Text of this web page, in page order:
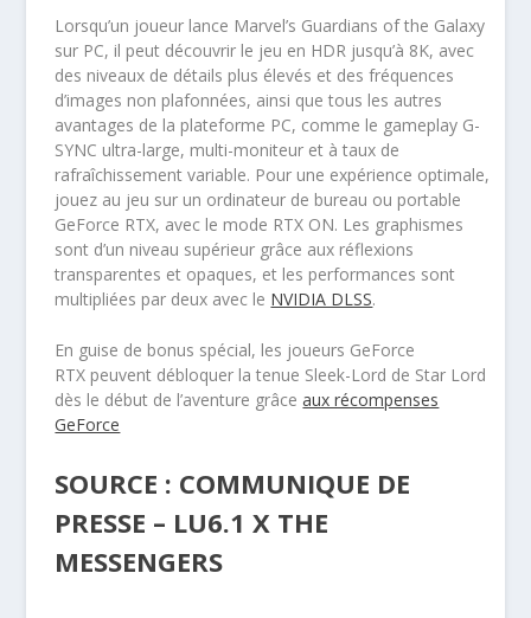
Lorsqu’un joueur lance Marvel’s Guardians of the Galaxy
sur PC, il peut découvrir le jeu en HDR jusqu’à 8K, avec
des niveaux de détails plus élevés et des fréquences
d’images non plafonnées, ainsi que tous les autres
avantages de la plateforme PC, comme le gameplay G-
SYNC ultra-large, multi-moniteur et à taux de
rafraîchissement variable. Pour une expérience optimale,
jouez au jeu sur un ordinateur de bureau ou portable
GeForce RTX, avec le mode RTX ON. Les graphismes
sont d’un niveau supérieur grâce aux réflexions
transparentes et opaques, et les performances sont
multipliées par deux avec le NVIDIA DLSS.
En guise de bonus spécial, les joueurs GeForce
RTX peuvent débloquer la tenue Sleek-Lord de Star Lord
dès le début de l’aventure grâceaux récompenses
GeForce
SOURCE : COMMUNIQUE DE
PRESSE – LU6.1 X THE
MESSENGERS